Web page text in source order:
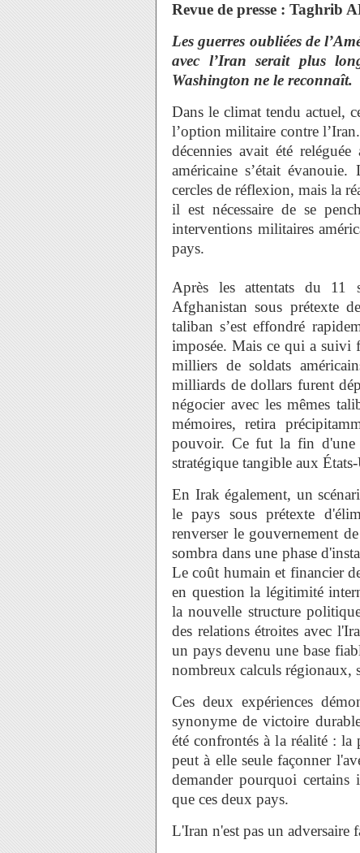
Revue de presse : Taghrib
Les guerres oubliées de
avec l’Iran serait plus
Washington ne le reconnaît.
Dans le climat tendu actuel,
l’option militaire contre
décennies avait été
américaine s’était
cercles de réflexion, mais la
il est nécessaire de se
interventions militaires
pays.
Après les attentats du 11
Afghanistan sous prétexte
taliban s’est effondré
imposée. Mais ce qui a suivi
milliers de soldats
milliards de dollars furent
négocier avec les mêmes
mémoires, retira
pouvoir. Ce fut la fin d'une
stratégique tangible aux
En Irak également, un
le pays sous prétexte
renverser le gouvernement
sombra dans une phase
Le coût humain et financier
en question la légitimité
la nouvelle structure
des relations étroites avec
un pays devenu une base
nombreux calculs régionaux,
Ces deux expériences
synonyme de victoire
été confrontés à la réalité : la
peut à elle seule façonner
demander pourquoi
que ces deux pays.
L'Iran n'est pas un adversaire